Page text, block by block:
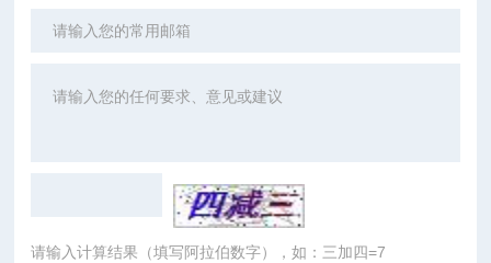
请输入计算结果（填写阿拉伯数字），如：三加四=7